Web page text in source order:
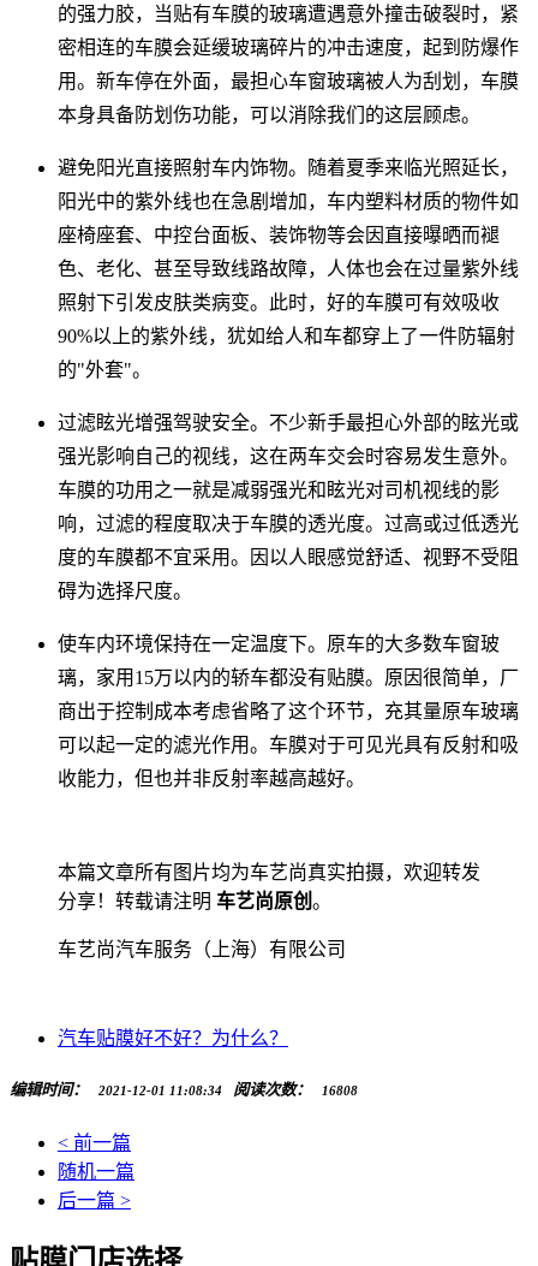
的强力胶，当贴有车膜的玻璃遭遇意外撞击破裂时，紧
密相连的车膜会延缓玻璃碎片的冲击速度，起到防爆作
用。新车停在外面，最担心车窗玻璃被人为刮划，车膜
本身具备防划伤功能，可以消除我们的这层顾虑。
避免阳光直接照射车内饰物。随着夏季来临光照延长，
阳光中的紫外线也在急剧增加，车内塑料材质的物件如
座椅座套、中控台面板、装饰物等会因直接曝晒而褪
色、老化、甚至导致线路故障，人体也会在过量紫外线
照射下引发皮肤类病变。此时，好的车膜可有效吸收
90%以上的紫外线，犹如给人和车都穿上了一件防辐射
的"外套"。
过滤眩光增强驾驶安全。不少新手最担心外部的眩光或
强光影响自己的视线，这在两车交会时容易发生意外。
车膜的功用之一就是减弱强光和眩光对司机视线的影
响，过滤的程度取决于车膜的透光度。过高或过低透光
度的车膜都不宜采用。因以人眼感觉舒适、视野不受阻
碍为选择尺度。
使车内环境保持在一定温度下。原车的大多数车窗玻
璃，家用15万以内的轿车都没有贴膜。原因很简单，厂
商出于控制成本考虑省略了这个环节，充其量原车玻璃
可以起一定的滤光作用。车膜对于可见光具有反射和吸
收能力，但也并非反射率越高越好。
本篇文章所有图片均为车艺尚真实拍摄，欢迎转发
分享！转载请注明 车艺尚原创 。
车艺尚汽车服务（上海）有限公司
汽车贴膜好不好？为什么？
编辑时间： 2021-12-01 11:08:34 阅读次数： 16808
< 前一篇
随机一篇
后一篇 >